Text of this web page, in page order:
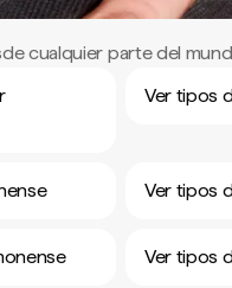
cualquier parte del
Ver tipos
Ver tipos
Ver tipos